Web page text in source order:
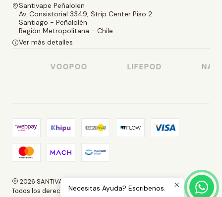
Santivape Peñalolen
Av. Consistorial 3349, Strip Center Piso 2
Santiago - Peñalolén
Región Metropolitana - Chile
Ver más detalles
VOOPOO LIFEPOD
2026 SANTIVAPE.
Todos los derechos reservados.Necesitas Ayuda? Escribenos.